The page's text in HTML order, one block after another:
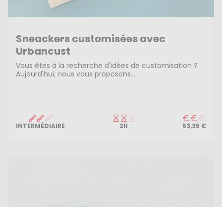
Sneackers customisées avec
Urbancust
Vous êtes à la recherche d'idées de customisation ?
Aujourd'hui, nous vous proposons...
INTERMÉDIAIRE 2H 53,35 €